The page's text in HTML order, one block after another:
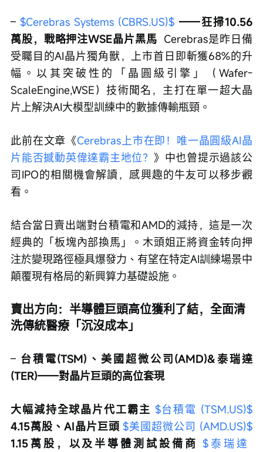
– $Cerebras Systems (CBRS.US)$ ——狂掃10.56
萬股，戰略押注WSE晶片黑馬 Cerebras是昨日備
受矚目的AI晶片獨角獸，上市首日即斬獲68%的升
幅。以其突破性的「晶圓級引擎」（Wafer-
ScaleEngine,WSE）技術聞名，主打在單一超大晶
片上解決AI大模型訓練中的數據傳輸瓶頸。
此前在文章《Cerebras上市在即！唯一晶圓級AI晶
片能否撼動英偉達霸主地位？ 》中也曾提示過該公
司IPO的相關機會解讀，感興趣的牛友可以移步觀
看。
結合當日賣出端對台積電和AMD的減持，這是一次
經典的「板塊內部換馬」。木頭姐正將資金转向押
注於變現路徑極具爆發力、有望在特定AI訓練場景中
顛覆現有格局的新興算力基礎設施。
賣出方向：半導體巨頭高位獲利了結，全面清
洗傳統醫療「沉沒成本」
– 台積電(TSM)、美國超微公司(AMD)&泰瑞達
(TER)——對晶片巨頭的高位套現
大幅減持全球晶片代工霸主 $台積電 (TSM.US)$
4.15萬股、AI晶片巨頭 $美國超微公司 (AMD.US)$
1.15萬股，以及半導體測試設備商 $泰瑞達